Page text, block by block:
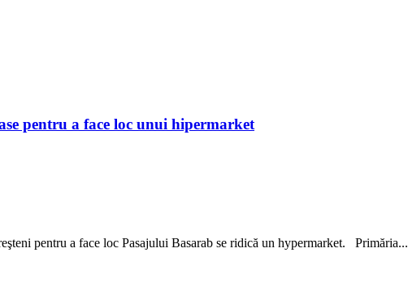
pentru a face loc unui hipermarket
pentru a face loc Pasajului Basarab se ridică un hypermarket. Primăria...